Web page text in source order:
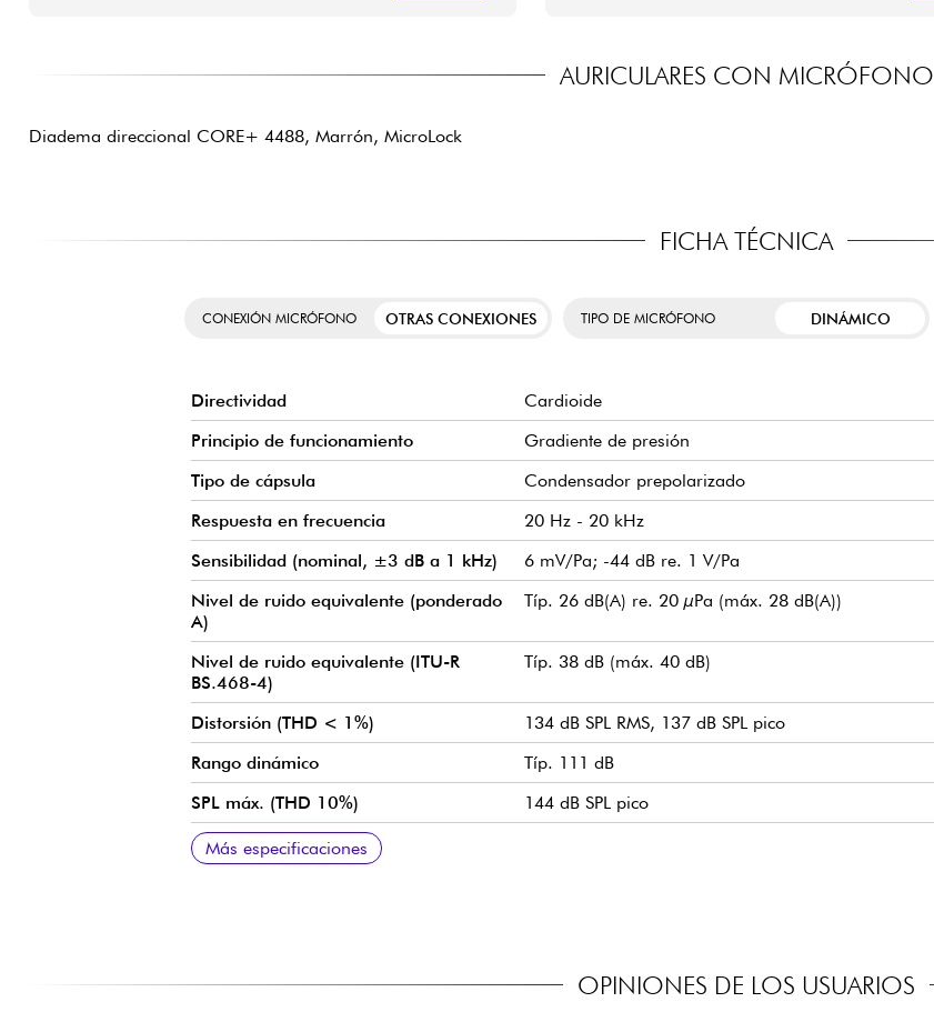
AURICULARES CON MICRÓFONO
Diadema direccional CORE+ 4488, Marrón, MicroLock
FICHA TÉCNICA
CONEXIÓN MICRÓFONO OTRAS CONEXIONES TIPO DE MICRÓFONO DINÁMICO
Directividad
Cardioide
Principio de funcionamiento
Gradiente de presión
Tipo de cápsula
Condensador prepolarizado
Respuesta en frecuencia
20 Hz - 20 kHz
Sensibilidad (nominal, ±3 dB a 1 kHz)
6 mV/Pa; -44 dB re. 1 V/Pa
Nivel de ruido equivalente (ponderado
A)
Típ. 26 dB(A) re. 20 µPa (máx. 28 dB(A))
Nivel de ruido equivalente (ITU-R
BS.468-4)
Típ. 38 dB (máx. 40 dB)
Distorsión (THD < 1%)
134 dB SPL RMS, 137 dB SPL pico
Rango dinámico
Típ. 111 dB
SPL máx. (THD 10%)
144 dB SPL pico
Impedancia nominal de salida
Capacidad del cable
Fuente de alimentación (para pleno
rendimiento)
Consumo de corriente
Conector
Peso
Diámetro del micrófono
Longitud del cable
Diámetro del cable
Polaridad
Rango de temperatura
Humedad relativa (HR)
Colores
Diagrama polar
Más especificaciones
OPINIONES DE LOS USUARIOS